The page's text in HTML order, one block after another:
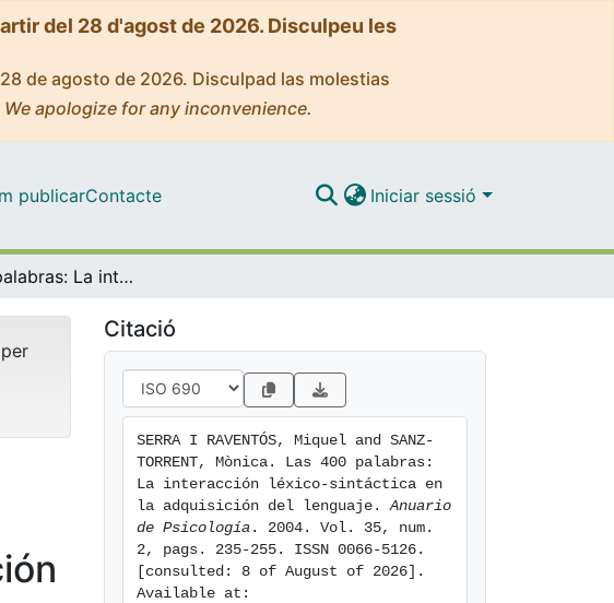
del 28 d'agost de 2026. Disculpeu les
de agosto de 2026. Disculpad las molestias
apologize for any inconvenience.
publicarContacte Iniciar sessió
Las 400 palabras: La interacción léxico-sintáctica en la adquisición del lenguaje
Citació
SERRA I RAVENTÓS, Miquel and SANZ-
TORRENT, Mònica. Las 400 palabras:
La interacción léxico-sintáctica en
la adquisición del lenguaje. Anuario
de Psicología . 2004. Vol. 35, num.
2, pags. 235-255. ISSN 0066-5126.
[consulted: 8 of August of 2026].
Available at: